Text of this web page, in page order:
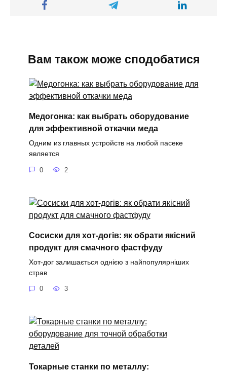
Вам також може сподобатися
Медогонка: как выбрать оборудование
для эффективной откачки меда
Одним из главных устройств на любой пасеке
является
0 2
Сосиски для хот-догів: як обрати якісний
продукт для смачного фастфуду
Хот-дог залишається однією з найпопулярніших
страв
0 3
Токарные станки по металлу: